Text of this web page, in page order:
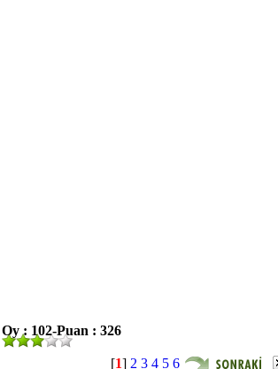
Oy : 102-Puan : 326
[1] 2 3 4 5 6